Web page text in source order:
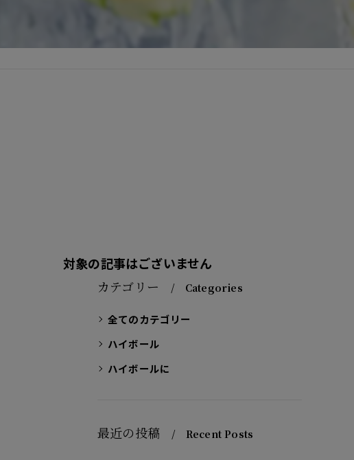
対象の記事はございません
カテゴリー
Categories
全てのカテゴリー
ハイボール
ハイボールに
最近の投稿 Recent Posts